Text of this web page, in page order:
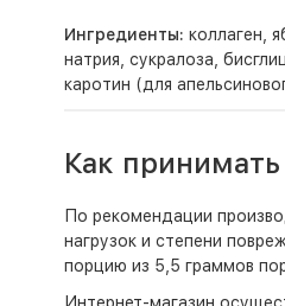
Ингредиенты: коллаген,
натрия, сукралоза,
каротин (для
Как
По рекомендации
нагрузок и степени
порцию из 5,5 граммов